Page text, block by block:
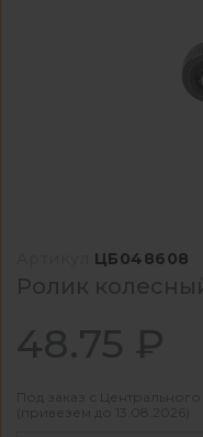
ЦБ048608
Ролик
48.75 ₽
Под заказ с
(привезем до 13.08.2026)